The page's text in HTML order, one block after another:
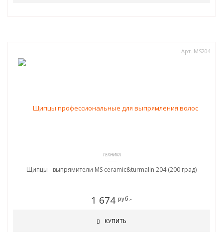
Арт. MS204
ТЕХНИКА
Щипцы - выпрямители MS ceramic&turmalin 204 (200 град)
1 674 руб.-
КУПИТЬ